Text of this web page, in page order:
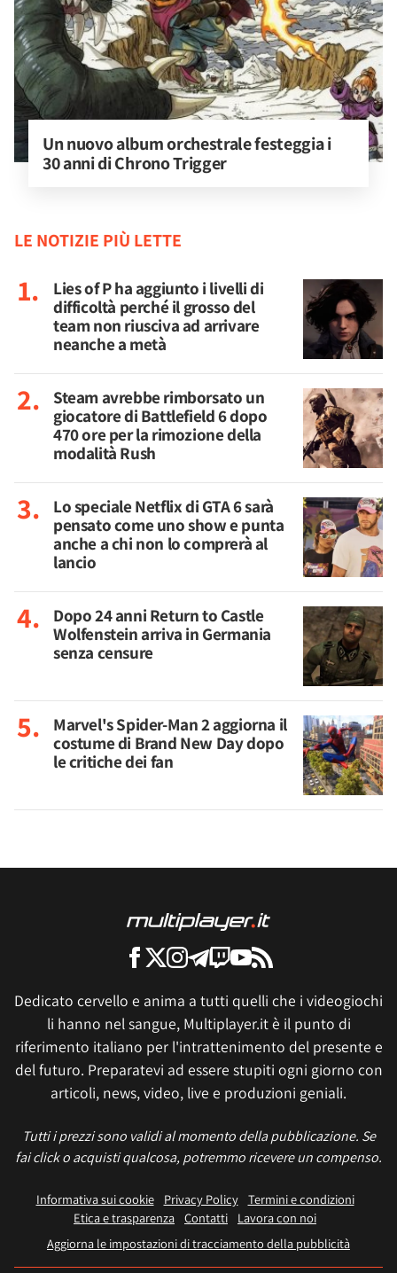
Un nuovo album orchestrale festeggia i
30 anni di Chrono Trigger
LE NOTIZIE PIÙ LETTE
Lies of P ha aggiunto i livelli di
difficoltà perché il grosso del
team non riusciva ad arrivare
neanche a metà
Steam avrebbe rimborsato un
giocatore di Battlefield 6 dopo
470 ore per la rimozione della
modalità Rush
Lo speciale Netflix di GTA 6 sarà
pensato come uno show e punta
anche a chi non lo comprerà al
lancio
Dopo 24 anni Return to Castle
Wolfenstein arriva in Germania
senza censure
Marvel's Spider-Man 2 aggiorna il
costume di Brand New Day dopo
le critiche dei fan
Dedicato cervello e anima a tutti quelli che i videogiochi
li hanno nel sangue, Multiplayer.it è il punto di
riferimento italiano per l'intrattenimento del presente e
del futuro. Preparatevi ad essere stupiti ogni giorno con
articoli, news, video, live e produzioni geniali.
Tutti i prezzi sono validi al momento della pubblicazione. Se
fai click o acquisti qualcosa, potremmo ricevere un compenso.
Informativa sui cookie Privacy Policy
Termini e condizioni
Etica e trasparenza Contatti
Lavora con noi
Aggiorna le impostazioni di tracciamento della pubblicità